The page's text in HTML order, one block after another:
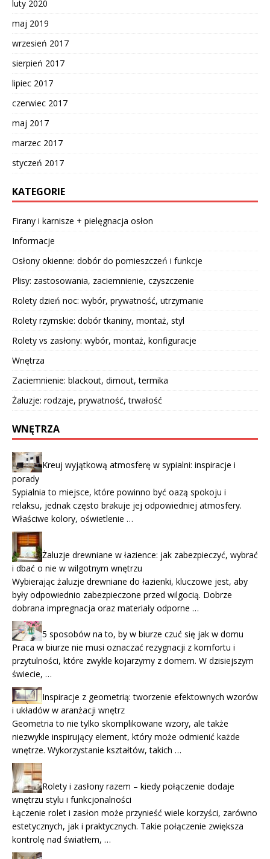
luty 2020
maj 2019
wrzesień 2017
sierpień 2017
lipiec 2017
czerwiec 2017
maj 2017
marzec 2017
styczeń 2017
KATEGORIE
Firany i karnisze + pielęgnacja osłon
Informacje
Osłony okienne: dobór do pomieszczeń i funkcje
Plisy: zastosowania, zaciemnienie, czyszczenie
Rolety dzień noc: wybór, prywatność, utrzymanie
Rolety rzymskie: dobór tkaniny, montaż, styl
Rolety vs zasłony: wybór, montaż, konfiguracje
Wnętrza
Zaciemnienie: blackout, dimout, termika
Żaluzje: rodzaje, prywatność, trwałość
WNĘTRZA
Kreuj wyjątkową atmosferę w sypialni: inspiracje i
porady
Sypialnia to miejsce, które powinno być oazą spokoju i
relaksu, jednak często brakuje jej odpowiedniej atmosfery.
Właściwe kolory, oświetlenie …
Żaluzje drewniane w łazience: jak zabezpieczyć, wybrać
i dbać o nie w wilgotnym wnętrzu
Wybierając żaluzje drewniane do łazienki, kluczowe jest, aby
były odpowiednio zabezpieczone przed wilgocią. Dobrze
dobrana impregnacja oraz materiały odporne …
5 sposobów na to, by w biurze czuć się jak w domu
Praca w biurze nie musi oznaczać rezygnacji z komfortu i
przytulności, które zwykle kojarzymy z domem. W dzisiejszym
świecie, …
Inspiracje z geometrią: tworzenie efektownych wzorów
i układów w aranżacji wnętrz
Geometria to nie tylko skomplikowane wzory, ale także
niezwykle inspirujący element, który może odmienić każde
wnętrze. Wykorzystanie kształtów, takich …
Rolety i zasłony razem – kiedy połączenie dodaje
wnętrzu stylu i funkcjonalności
Łączenie rolet i zasłon może przynieść wiele korzyści, zarówno
estetycznych, jak i praktycznych. Takie połączenie zwiększa
kontrolę nad światłem, …